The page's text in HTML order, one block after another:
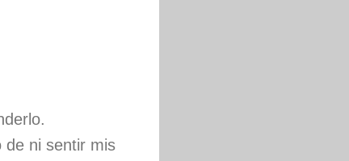
de ni sentir mis